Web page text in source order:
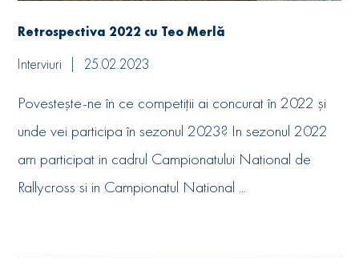
Retrospectiva 2022 cu Teo Merlă
Interviuri 25.02.2023
Povestește-ne în ce competiții ai concurat în 2022 și
unde vei participa în sezonul 2023? In sezonul 2022
am participat in cadrul Campionatului National de
Rallycross si in Campionatul National ...